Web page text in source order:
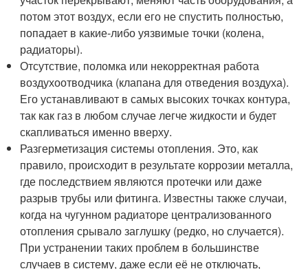
потом этот воздух, если его не спустить полностью,
попадает в какие-либо уязвимые точки (колена,
радиаторы).
Отсутствие, поломка или некорректная работа
воздухоотводчика (клапана для отведения воздуха).
Его устанавливают в самых высоких точках контура,
так как газ в любом случае легче жидкости и будет
скапливаться именно вверху.
Разгерметизация системы отопления. Это, как
правило, происходит в результате коррозии металла,
где последствием являются протечки или даже
разрыв трубы или фитинга. Известны также случаи,
когда на чугунном радиаторе централизованного
отопления срывало заглушку (редко, но случается).
При устранении таких проблем в большинстве
случаев в систему, даже если её не отключать,